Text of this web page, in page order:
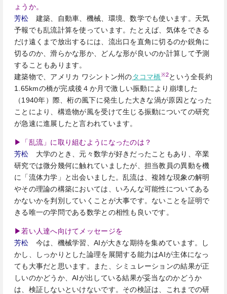
ょうか。
芳松 建築、自動車、機械、環境、数学でも使います。天気
予報でも乱流計算を使っています。たとえば、気体をできる
だけ遠くまで放出するには、流出口を直角に切るのか鋭角に
切るのか、滑らかな形か、どんな形が良いのか計算して予測
することもあります。
建築物で、アメリカ ワシントン州のタコマ橋※2という全長約
1.65kmの橋が完成後４か月で激しい振動により崩壊した
（1940年）際、桁の風下に発生した大きな渦が原因となった
ことにより、構造物が風を受けて生じる振動についての研究
が急速に進展したと言われています。
▶「乱流」に取り組むようになったのは？
芳松 大学のとき、元々数学が好きだったこともあり、卒業
研究では微分幾何に触れていましたが、担当教員の異動を機
に「流体力学」と出会いました。乱流は、複雑な現象の解明
やその理論の構築においては、いろんな可能性についてある
かないかを判別していくことが大事です。ないことを証明で
きる唯一の学問である数学との相性も良いです。
▶若い人達へ向けてメッセージを
芳松 今は、機械学習、AIが大きな期待を集めています。し
かし、しっかりとした論理を展開する能力はAIが主体になっ
ても大事だと思います。また、シミュレーションの結果が正
しいのかどうか、AIが出している結果が妥当なのかどうか
は、検証しないといけないです。その検証は、これまでの研